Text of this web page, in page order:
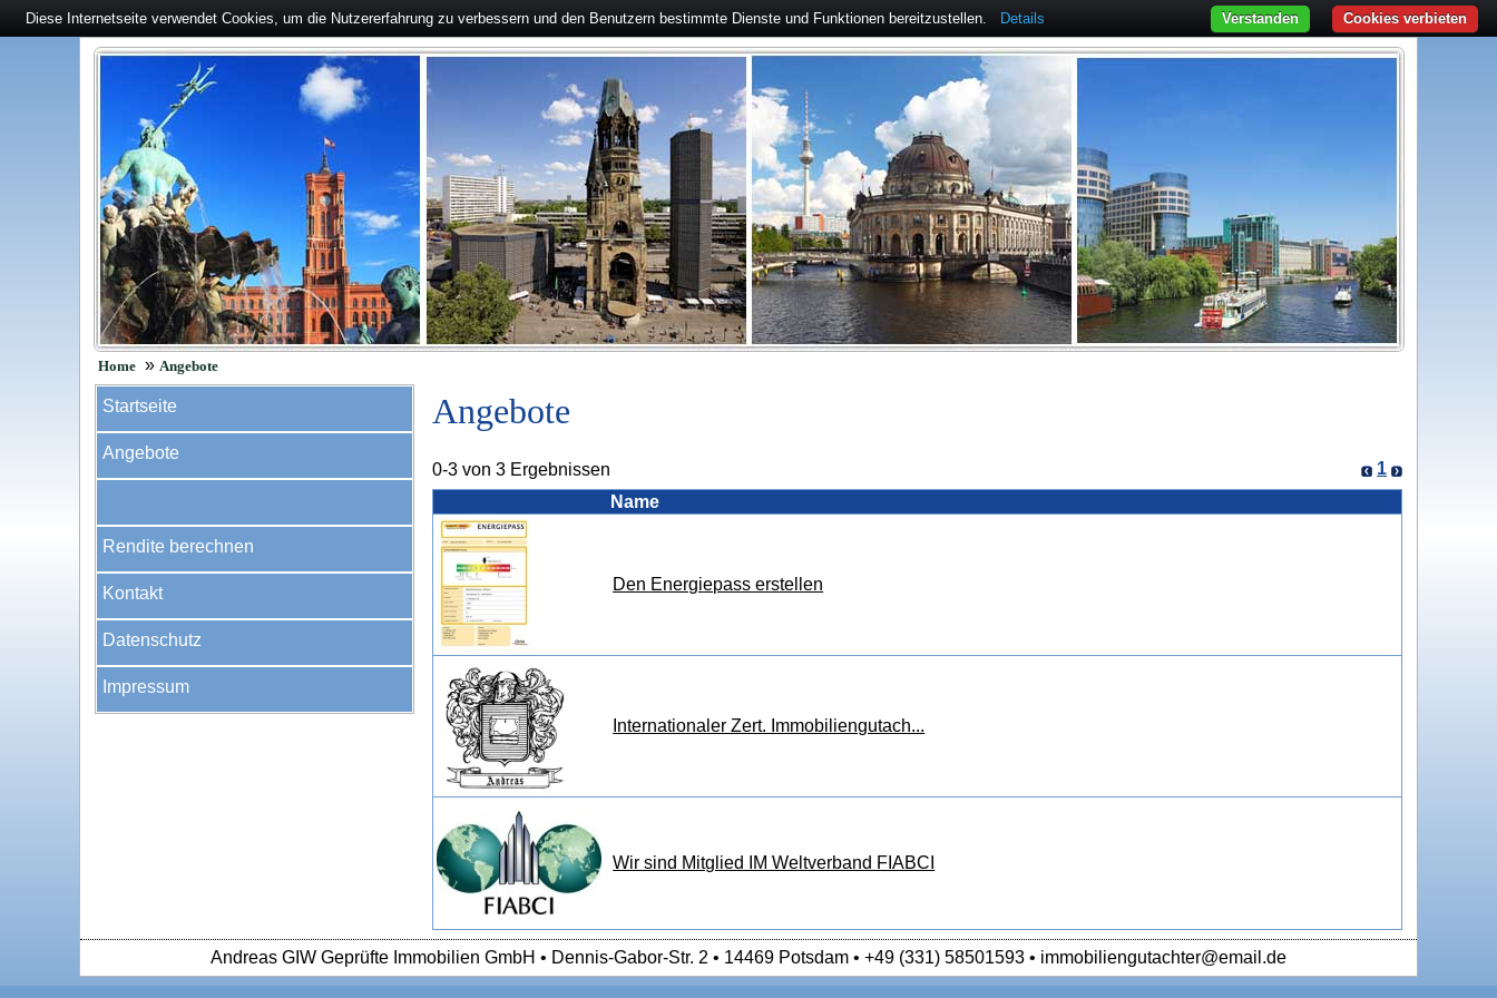
Home » Angebote
Startseite
Angebote
Rendite berechnen
Kontakt
Datenschutz
Impressum
Angebote
0-3 von 3 Ergebnissen
1
Name
Den Energiepass erstellen
Internationaler Zert. Immobiliengutach...
Wir sind Mitglied IM Weltverband FIABCI
Andreas GIW Geprüfte Immobilien GmbH • Dennis-Gabor-Str. 2 • 14469 Potsdam • +49 (331) 58501593 • immobiliengutachter@email.de
Diese Internetseite verwendet Cookies, um die Nutzererfahrung zu verbessern und den Benutzern bestimmte Dienste und Funktionen bereitzustellen. Details Cookies verbieten
Verstanden